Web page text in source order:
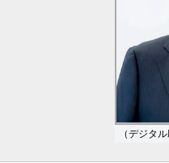
（デジタ